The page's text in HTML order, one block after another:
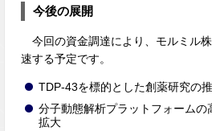
今後の展開
今回の資金調達により、モルミル
速する予定です。
TDP-43を標的とした創薬研究の
分子動態解析プラットフォームの
拡大